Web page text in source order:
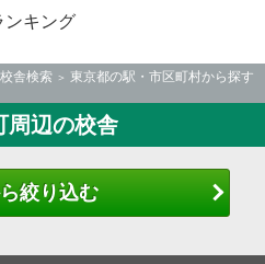
ンキング
校舎検索
東京都の駅・市区町村から探す
周辺の校舎
絞り込む